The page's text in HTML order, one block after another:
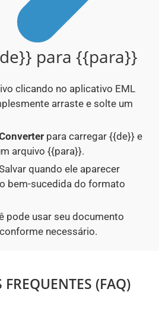
para {{para}}
clicando no aplicativo EML
arraste e solte um
para carregar {{de}} e
arquivo {{para}}.
quando ele aparecer
bem-sucedida do formato
pode usar seu documento
necessário.
FREQUENTES (FAQ)